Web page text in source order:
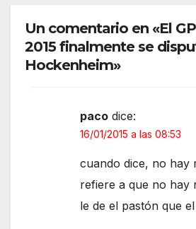
Un comentario en «El
2015 finalmente se
Hockenheim»
paco dice:
16/01/2015 a las 08:53
cuando dice, no hay
refiere a que no hay
le de el pastón que